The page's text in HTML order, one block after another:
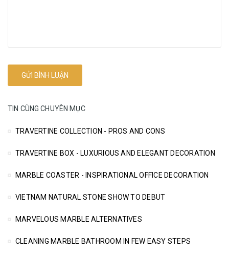
TIN CÙNG CHUYÊN MỤC
TRAVERTINE COLLECTION - PROS AND CONS
TRAVERTINE BOX - LUXURIOUS AND ELEGANT DECORATION
MARBLE COASTER - INSPIRATIONAL OFFICE DECORATION
VIETNAM NATURAL STONE SHOW TO DEBUT
MARVELOUS MARBLE ALTERNATIVES
CLEANING MARBLE BATHROOM IN FEW EASY STEPS